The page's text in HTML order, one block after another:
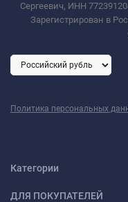
Сергеевич, ИНН
Зарегистрирован в
Политика персональных
Категории
ДЛЯ ПОКУПАТЕЛЕЙ